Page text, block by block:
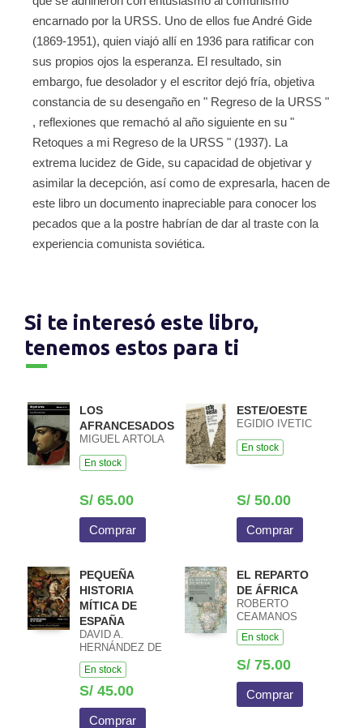
encarnado por la URSS. Uno de ellos fue André Gide
(1869-1951), quien viajó allí en 1936 para ratificar con
sus propios ojos la esperanza. El resultado, sin
embargo, fue desolador y el escritor dejó fría, objetiva
constancia de su desengaño en " Regreso de la URSS "
, reflexiones que remachó al año siguiente en su "
Retoques a mi Regreso de la URSS " (1937). La
extrema lucidez de Gide, su capacidad de objetivar y
asimilar la decepción, así como de expresarla, hacen de
este libro un documento inapreciable para conocer los
pecados que a la postre habrían de dar al traste con la
experiencia comunista soviética.
Si te interesó este libro,
tenemos estos para ti
LOS
AFRANCESADOS
MIGUEL ARTOLA
En stock
S/ 65.00
Comprar
ESTE/OESTE
EGIDIO IVETIC
En stock
S/ 50.00
Comprar
PEQUEÑA
HISTORIA
MÍTICA DE
ESPAÑA
DAVID A.
HERNÁNDEZ DE
LA FUENTE
En stock
S/ 45.00
Comprar
EL REPARTO
DE ÁFRICA
ROBERTO
CEAMANOS
En stock
S/ 75.00
Comprar